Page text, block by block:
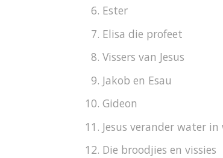
Ester
Elisa die profeet
Vissers van Jesus
Jakob en Esau
Gideon
Jesus verander water in
Die broodjies en vissies